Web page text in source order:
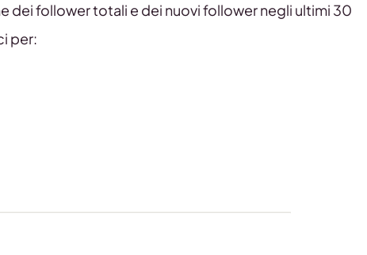
dei follower totali e dei nuovi follower negli ultimi 30
per: